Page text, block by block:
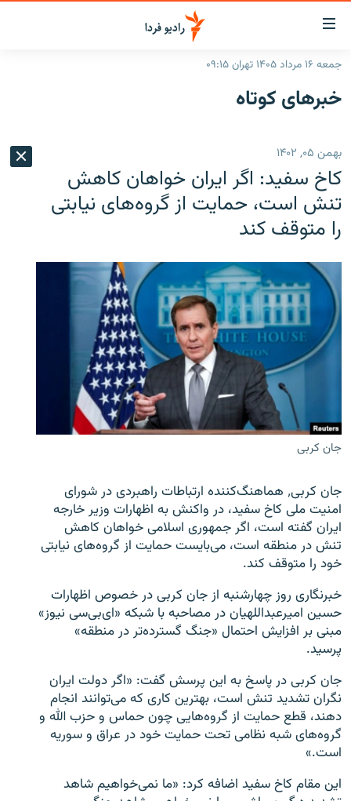
لینک‌های
قابلیت
دسترسی
بازگشت
اصلی
رفتن
صفحه
جستجو
ایران
رادیو
انتخاب کنید و بشنوید
برنامه‌های رادیویی
پادکست
چندرسانه‌ای
گزارش‌های ویدئویی
English
به ما بپیوندید
زبان‌های دیگر
جمعه ۱۶ مرداد ۱۴۰۵ تهران ۰۹:۱۵
خبرهای کوتاه
بهمن ۰۵, ۱۴۰۲
کاخ سفید: اگر ایران خواهان کاهش
تنش است، حمایت از گروه‌های نیابتی
را متوقف کند
جان کربی
جان کربی٬ هماهنگ‌کننده ارتباطات راهبردی در شورای
امنیت ملی کاخ سفید، در واکنش به اظهارات وزیر خارجه
ایران گفته است، اگر جمهوری اسلامی خواهان کاهش
تنش در منطقه است، می‌بایست حمایت از گروه‌های نیابتی
خود را متوقف کند.
خبرنگاری روز چهارشنبه از جان کربی در خصوص اظهارات
حسین امیرعبداللهیان در مصاحبه با شبکه «ای‌بی‌سی نیوز»
مبنی بر افزایش احتمال «جنگ گسترده‌تر در منطقه»
پرسید.
جان کربی در پاسخ به این پرسش گفت: «اگر دولت ایران
نگران تشدید تنش است، بهترین کاری که می‌توانند انجام
دهند، قطع حمایت از گروه‌هایی چون حماس و حزب الله و
گروه‌های شبه نظامی تحت حمایت خود در عراق و سوریه
است.»
این مقام کاخ سفید اضافه کرد: «ما نمی‌خواهیم شاهد